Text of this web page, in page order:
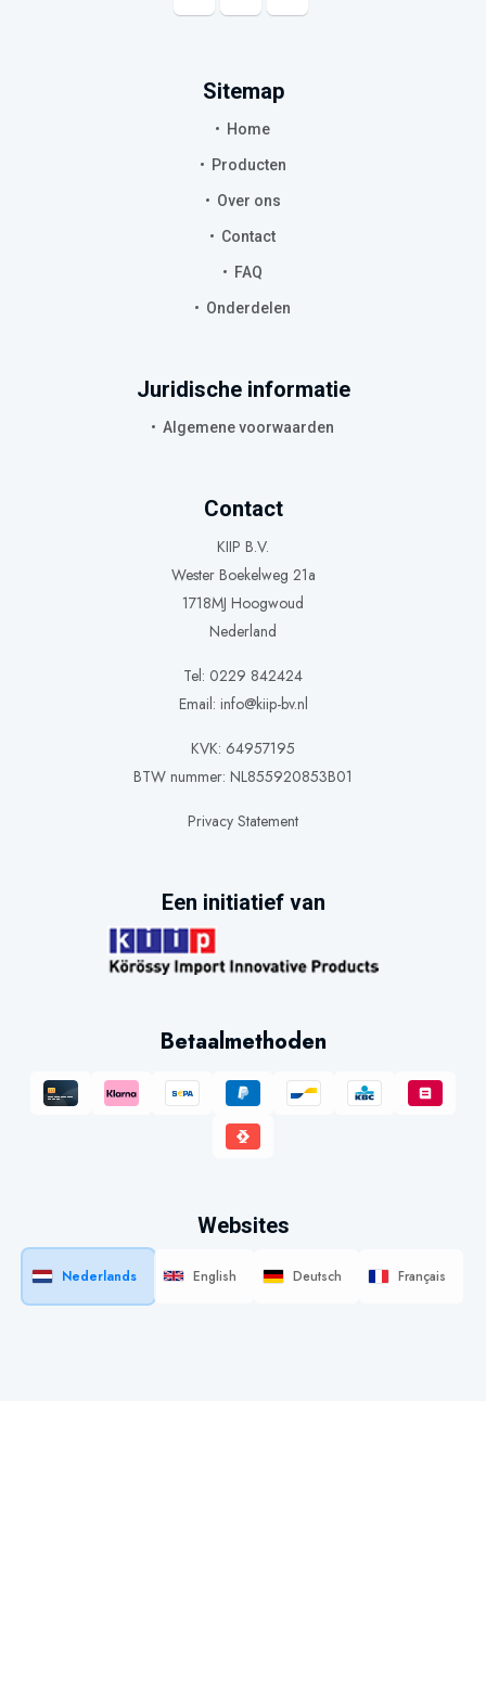
Sitemap
Home
Producten
Over ons
Contact
FAQ
Onderdelen
Juridische informatie
Algemene voorwaarden
Contact
KIIP B.V.
Wester Boekelweg 21a
1718MJ Hoogwoud
Nederland
Tel: 0229 842424
Email: info@kiip-bv.nl
KVK: 64957195
BTW nummer: NL855920853B01
Privacy Statement
Een initiatief van
Betaalmethoden
Websites
Nederlands English Deutsch Français